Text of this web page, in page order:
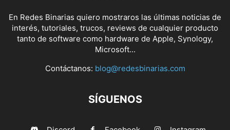
En Redes Binarias quiero mostraros las últimas noticias de
interés, tutoriales, trucos, reviews de cualquier producto
tanto de software como hardware de Apple, Synology,
Microsoft...
Contáctanos: blog@redesbinarias.com
SÍGUENOS